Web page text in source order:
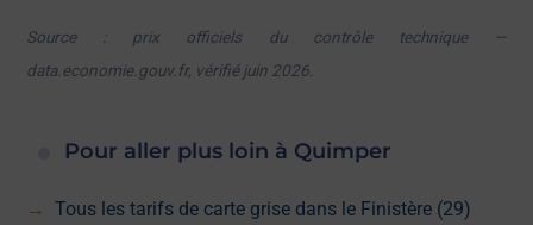
Source : prix officiels du contrôle technique —
data.economie.gouv.fr, vérifié juin 2026.
Pour aller plus loin à Quimper
Tous les tarifs de carte grise dans le Finistère (29)